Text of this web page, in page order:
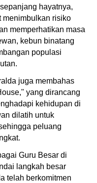
hayatnya,
menimbulkan risiko
memperhatikan masa
kebun binatang
populasi
juga membahas
yang dirancang
kehidupan di
dilatih untuk
peluang
Guru Besar di
langkah besar
telah berkomitmen